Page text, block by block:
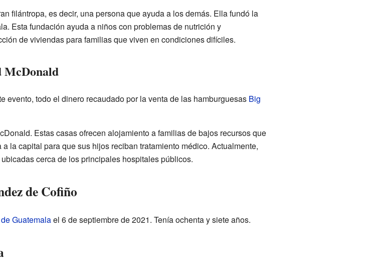
filántropa, es decir, una persona que ayuda a los demás. Ella fundó la
Esta fundación ayuda a niños con problemas de nutrición y
de viviendas para familias que viven en condiciones difíciles.
McDonald
evento, todo el dinero recaudado por la venta de las hamburguesas Big
Estas casas ofrecen alojamiento a familias de bajos recursos que
la capital para que sus hijos reciban tratamiento médico. Actualmente,
cerca de los principales hospitales públicos.
de Cofiño
Guatemalael 6 de septiembre de 2021. Tenía ochenta y siete años.